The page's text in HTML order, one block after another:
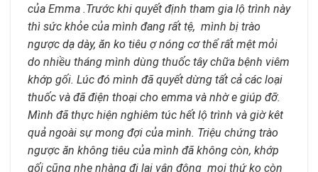
của Emma .Trước khi quyết định tham gia lộ trình này
thì sức khỏe của mình đang rất tệ, mình bị trào
ngược dạ dày, ăn ko tiêu ợ nóng cơ thể rất mệt mỏi
do nhiều tháng mình dùng thuốc tây chữa bệnh viêm
khớp gối. Lúc đó mình đã quyết dừng tất cả các loại
thuốc và đã điện thoại cho emma và nhờ e giúp đỡ.
Mình đã thực hiện nghiêm túc hết lộ trình và giờ kêt
quả ngoài sự mong đợi của mình. Triệu chứng trào
ngược ăn không tiêu của mình đã không còn, khớp
gối cũng nhẹ nhàng đi lại vận động mọi thứ ko còn